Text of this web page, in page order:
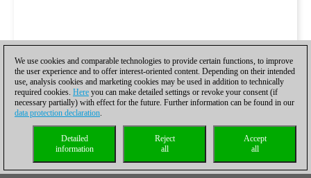
We use cookies and comparable technologies to provide certain functions, to improve
the user experience and to offer interest-oriented content. Depending on their intended
use, analysis cookies and marketing cookies may be used in addition to technically
required cookies. Here you can make detailed settings or revoke your consent (if
necessary partially) with effect for the future. Further information can be found in our
data protection declaration.
Accept
all
Reject
all
Detailed
information